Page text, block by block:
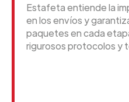
Estafeta entiende la
en los envíos y
paquetes en cada
rigurosos protocolos y